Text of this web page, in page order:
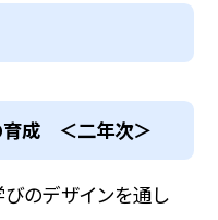
育成 ＜二年次＞
のデザインを通し